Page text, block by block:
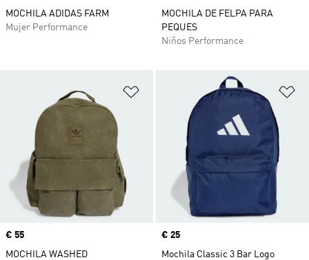
MOCHILA ADIDAS FARM
Mujer Performance
MOCHILA DE FELPA PARA
PEQUES
Niños Performance
Añadir a la lista de deseos
Precio
€ 55
MOCHILA WASHED
Precio
€ 25
Mochila Classic 3 Bar Logo